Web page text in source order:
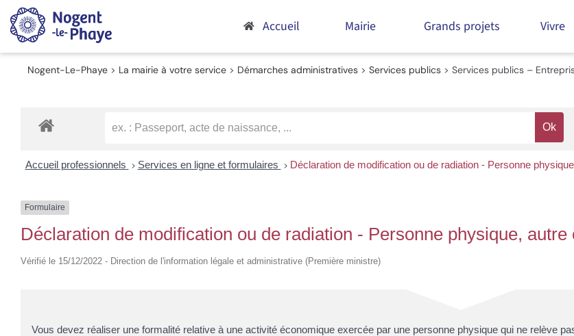
Passer
au
contenu
Accueil Mairie Grands projets Vivre
Nogent-Le-Phaye > La mairie à votre service > Démarches administratives > Services publics > Services publics –
Accueil professionnels > Services en ligne et formulaires > Déclaration de modification ou de radiation - Personne
Formulaire
Déclaration de modification ou de radiation - Personne physique,
Vérifié le 15/12/2022 - Direction de l'information légale et administrative (Première ministre)
Vous devez réaliser une formalité relative à une activité économique exercée par une personne physique qui ne relève